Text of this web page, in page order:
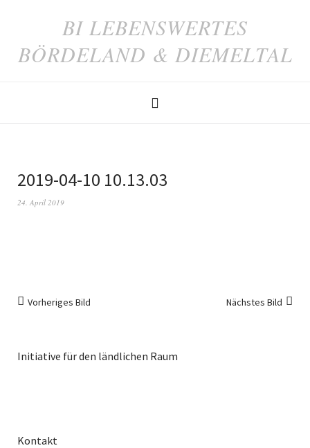
BI LEBENSWERTES
BÖRDELAND & DIEMELTAL
2019-04-10 10.13.03
24. April 2019
Nächstes Bild
Vorheriges Bild
Initiative für den ländlichen Raum
Kontakt